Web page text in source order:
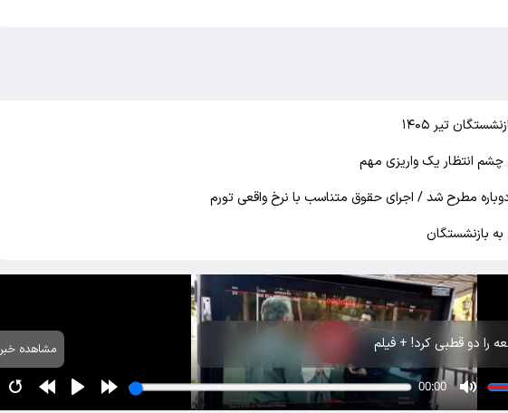
انتظار یک واریزی مهم
مطرح شد / اجرای حقوق متناسب با نرخ واقعی تورم
بازنشستگان
را دو قطبی کرد! + فیلم مشاهده خبر